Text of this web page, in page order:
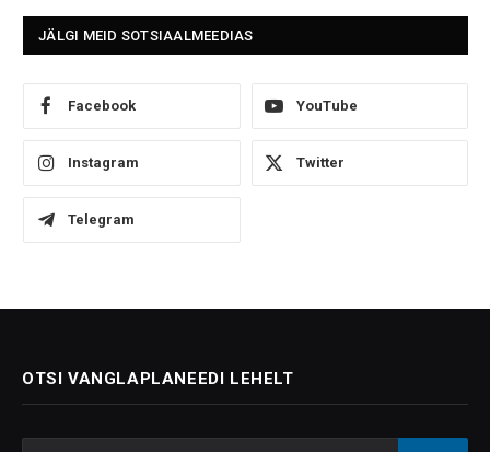
JÄLGI MEID SOTSIAALMEEDIAS
Facebook YouTube
Instagram Twitter
Telegram
OTSI VANGLAPLANEEDI LEHELT